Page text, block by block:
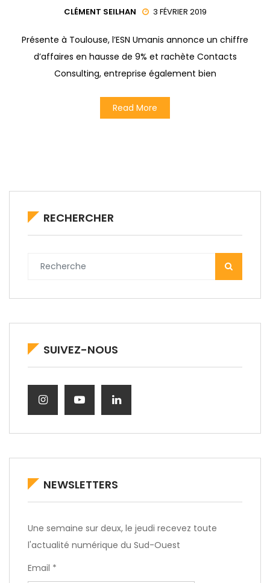
CLÉMENT SEILHAN 3 FÉVRIER 2019
Présente à Toulouse, l’ESN Umanis annonce un chiffre
d’affaires en hausse de 9% et rachète Contacts
Consulting, entreprise également bien
Read More
RECHERCHER
SUIVEZ-NOUS
NEWSLETTERS
Une semaine sur deux, le jeudi recevez toute
l'actualité numérique du Sud-Ouest
Email *